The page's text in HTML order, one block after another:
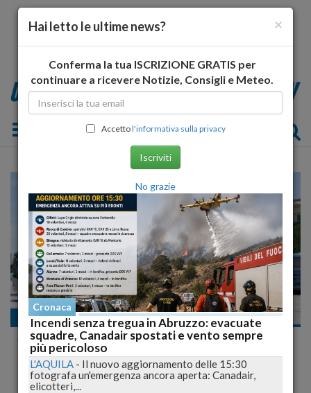
Toggle navigation
Cronaca
#alpiniadunata2015, l'Arpa comunica le
modifiche dei servizi
×
Hai letto le ultime news?
Conferma la tua ISCRIZIONE GRATIS per
continuare a ricevere Notizie, Consigli e Meteo.
Accettol'informativa sulla privacy
Iscriviti
No grazie
Cronaca
Incendi senza tregua in Abruzzo: evacuate
squadre, Canadair spostati e vento sempre
più pericoloso
L'AQUILA - Il nuovo aggiornamento delle 15:30
fotografa un'emergenza ancora aperta: Canadair,
elicotteri,...